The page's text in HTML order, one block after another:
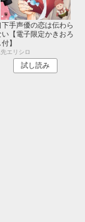
下手声優の恋は伝わら
い【電子限定かきおろ
】
先エリシロ
試し読み